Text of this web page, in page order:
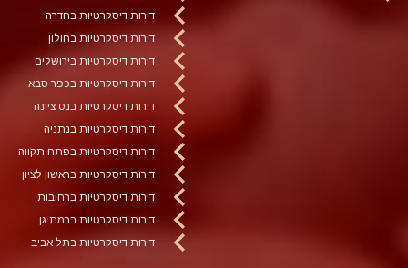
דירות דיסקרטיות בחדרה
דירות דיסקרטיות בחולון
דירות דיסקרטיות בירושלים
דירות דיסקרטיות בכפר סבא
דירות דיסקרטיות בנס ציונה
דירות דיסקרטיות בנתניה
דירות דיסקרטיות בפתח תקווה
דירות דיסקרטיות בראשון לציון
דירות דיסקרטיות ברחובות
דירות דיסקרטיות ברמת גן
דירות דיסקרטיות בתל אביב